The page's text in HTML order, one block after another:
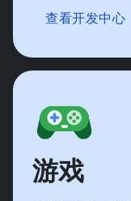
查看开发中心
游戏